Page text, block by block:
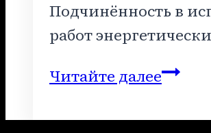
Подчинённость в
работ
Читайте далееЖизнь
как